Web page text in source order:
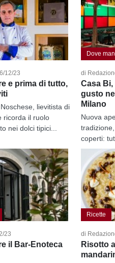
12/23
e prima di tutto,
lievitista di
ricorda il ruolo
nei dolci tipici...
Dove
di
Casa Bi,
gusto
Milano
Nuova
coperti:
23
il Bar-Enoteca
Ricette
di
Risotto